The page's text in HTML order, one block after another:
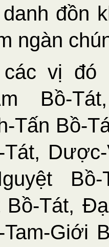
đồn
ngàn
vị đó
Bồ-
Tấn Bồ-
Bồ-
Bồ-Tát,
Tam-Giới